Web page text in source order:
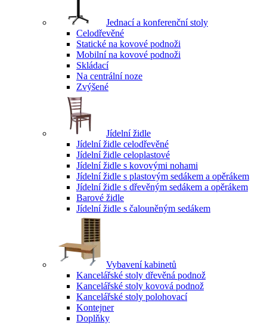
Jednací a konferenční stoly
Celodřevěné
Statické na kovové podnoži
Mobilní na kovové podnoži
Skládací
Na centrální noze
Zvýšené
Jídelní židle
Jídelní židle celodřevěné
Jídelní židle celoplastové
Jídelní židle s kovovými nohami
Jídelní židle s plastovým sedákem a opěrákem
Jídelní židle s dřevěným sedákem a opěrákem
Barové židle
Jídelní židle s čalouněným sedákem
Vybavení kabinetů
Kancelářské stoly dřevěná podnož
Kancelářské stoly kovová podnož
Kancelářské stoly polohovací
Kontejner
Doplňky